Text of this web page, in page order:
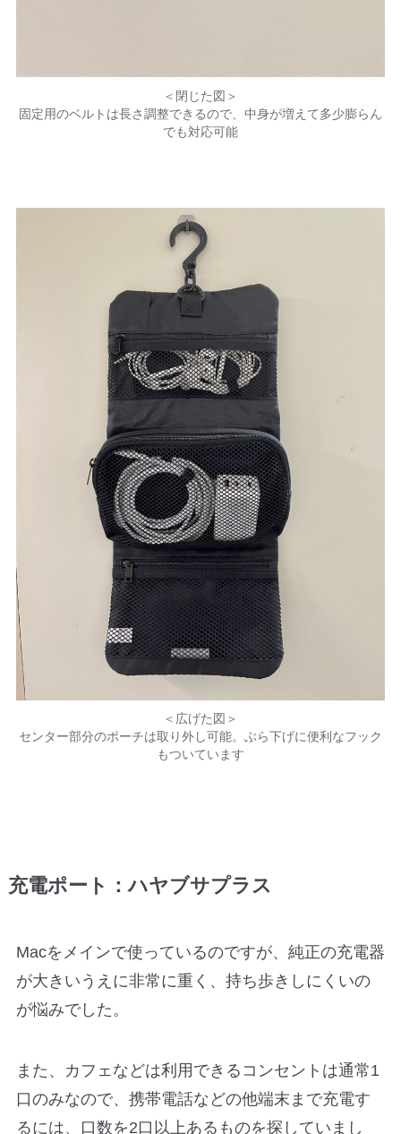
＜閉じた図＞
固定用のベルトは長さ調整できるので、中身が増えて多少膨らん
でも対応可能
＜広げた図＞
センター部分のポーチは取り外し可能。ぶら下げに便利なフック
もついています
充電ポート：ハヤブサプラス
Macをメインで使っているのですが、純正の充電器
が大きいうえに非常に重く、持ち歩きしにくいの
が悩みでした。
また、カフェなどは利用できるコンセントは通常1
口のみなので、携帯電話などの他端末まで充電す
るには、口数を2口以上あるものを探していまし